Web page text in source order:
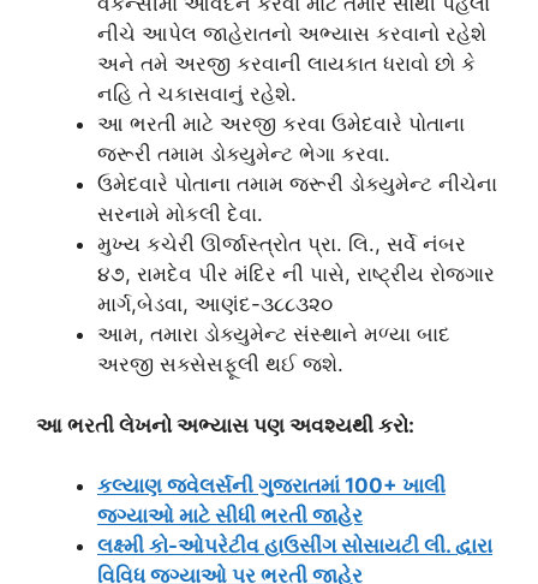
નીચે આપેલ જાહેરાતનો અભ્યાસ કરવાનો રહેશે
અને તમે અરજી કરવાની લાયકાત ધરાવો છો કે
નહિ તે ચકાસવાનું રહેશે.
આ ભરતી માટે અરજી કરવા ઉમેદવારે પોતાના
જરૂરી તમામ ડોક્યુમેન્ટ ભેગા કરવા.
ઉમેદવારે પોતાના તમામ જરૂરી ડોક્યુમેન્ટ નીચેના
સરનામે મોકલી દેવા.
મુખ્ય કચેરી ઊર્જાસ્ત્રોત પ્રા. લિ., સર્વે નંબર
૪૭, રામદેવ પીર મંદિર ની પાસે, રાષ્ટ્રીય રોજગાર
માર્ગ,બેડવા, આણંદ-૩૮૮૩૨૦
આમ, તમારા ડોક્યુમેન્ટ સંસ્થાને મળ્યા બાદ
અરજી સક્સેસફૂલી થઈ જશે.
આ ભરતી લેખનો અભ્યાસ પણ અવશ્યથી કરો:
કલ્યાણ જવેલર્સની ગુજરાતમાં 100+ ખાલી
જગ્યાઓ માટે સીધી ભરતી જાહેર
લક્ષ્મી કો-ઓપરેટીવ હાઉસીંગ સોસાયટી લી. દ્વારા
વિવિધ જગ્યાઓ પર ભરતી જાહેર